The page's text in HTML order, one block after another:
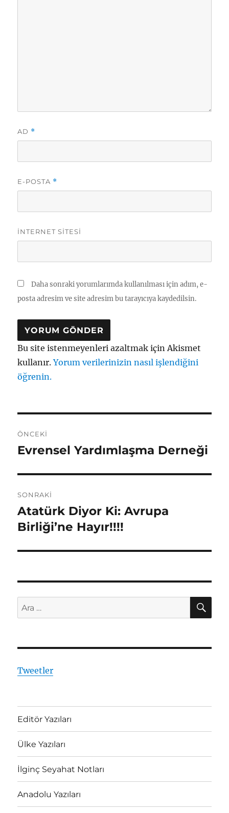
AD *
E-POSTA *
İNTERNET SITESI
Daha sonraki yorumlarımda kullanılması için adım, e-
posta adresim ve site adresim bu tarayıcıya kaydedilsin.
Bu site istenmeyenleri azaltmak için Akismet
kullanır.Yorum verilerinizin nasıl işlendiğini
öğrenin.
gezinmesi
ÖNCEKI
Önceki
Evrensel Yardımlaşma Derneği
SONRAKI
Sonraki
yazı:
Atatürk Diyor Ki: Avrupa
Birliği’ne Hayır!!!!
Ara:
Tweetler
Editör Yazıları
Ülke Yazıları
İlginç Seyahat Notları
Anadolu Yazıları